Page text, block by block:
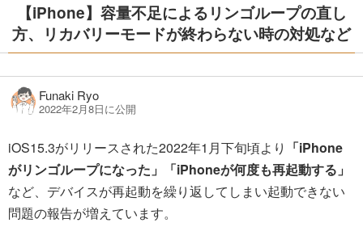
【iPhone】容量不足によるリンゴループの直し
方、リカバリーモードが終わらない時の対処など
Funaki Ryo
2022年2月8日に公開
iOS15.3がリリースされた2022年1月下旬頃より 「iPhone
がリンゴループになった」「iPhoneが何度も再起動する」
など、デバイスが再起動を繰り返してしまい起動できない
問題の報告が増えています。